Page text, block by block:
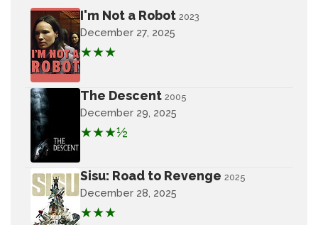
I'm Not a Robot 2023
December 27, 2025
★★★
The Descent 2005
December 29, 2025
★★★½
Sisu: Road to Revenge 2025
December 28, 2025
★★★